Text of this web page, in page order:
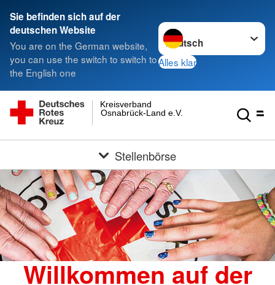
Sie befinden sich auf der
deutschen Website
You are on the German website,
you can use the switch to switch to
the English one
Sprache wechseln zu
Alles klar
Osnabrück-Land e.V.
Kreisverband
Stellenbörse
Willkommen auf der